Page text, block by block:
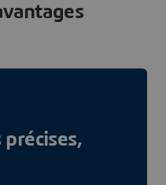
précises,